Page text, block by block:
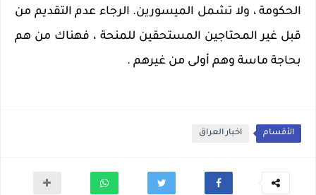
بحاجة ماسة وهم أولى من غيرهم .
الأقسام اخبار العراق